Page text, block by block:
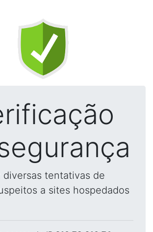
diversas tentativas de
a sites hospedados